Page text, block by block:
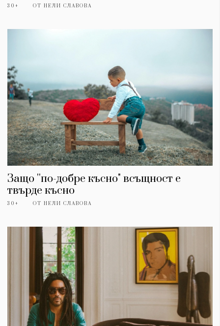
30+ ОТ НЕЛИ СЛАВОВА
Защо ''по-добре късно" всъщност е
твърде късно
30+ ОТ НЕЛИ СЛАВОВА